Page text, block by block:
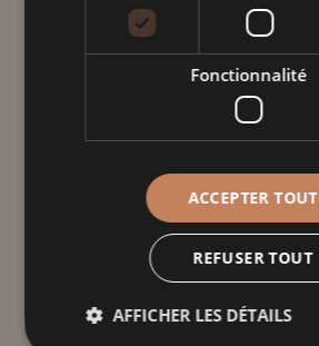
chat
Informations
complémentaires
Poids
Dimensions
Fonctionnalité
ACCEPTER TOUT
REFUSER TOUT
AFFICHER LES DÉTAILS